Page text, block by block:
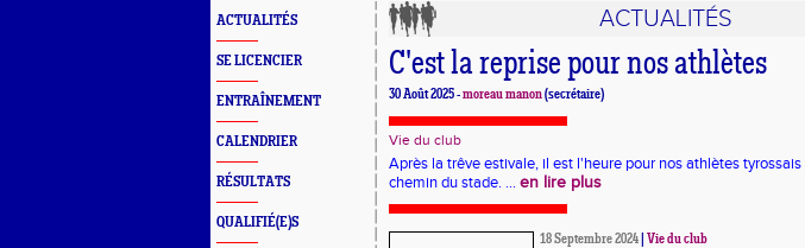
ACTUALITÉS
SE LICENCIER
ENTRAÎNEMENT
CALENDRIER
RÉSULTATS
QUALIFIÉ(E)S
ACTUALITÉS
C'est la reprise pour nos athlètes
30 Août 2025 -moreau manon(secrétaire)
Vie du club
Après la trêve estivale, il est l'heure pour nos athlètes
chemin du stade. ... en lire plus
18 Septembre 2024 Vie du club